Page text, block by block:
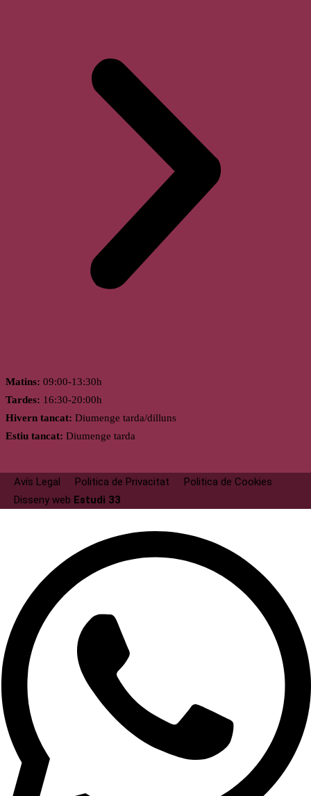
Matins: 09:00-13:30h
Tardes: 16:30-20:00h
Hivern tancat: Diumenge tarda/dilluns
Estiu tancat: Diumenge tarda
Avís Legal Politica de Privacitat
Politica de Cookies
Disseny web Estudi 33